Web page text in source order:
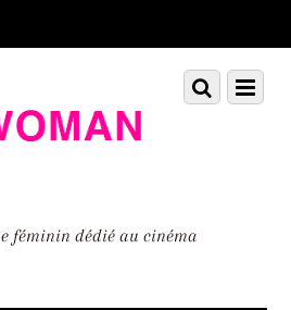
féminin dédié au cinéma
Menu
Scroll
down